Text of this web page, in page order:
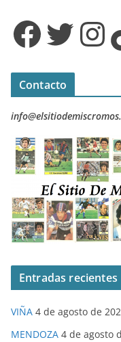
Facebook Twitter Instagram
Contacto
Entradas recientes
VIÑA 4 de agosto de
MENDOZA 4 de agosto